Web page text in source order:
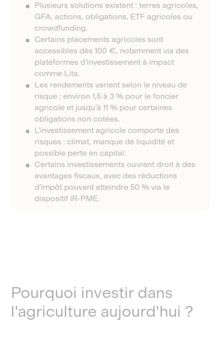
Plusieurs solutions existent : terres agricoles,
GFA, actions, obligations, ETF agricoles ou
crowdfunding.
Certains placements agricoles sont
accessibles dès 100 €, notamment via des
plateformes d’investissement à impact
comme Lita.
Les rendements varient selon le niveau de
risque : environ 1,5 à 3 % pour le foncier
agricole et jusqu’à 11 % pour certaines
obligations non cotées.
L’investissement agricole comporte des
risques : climat, manque de liquidité et
possible perte en capital.
Certains investissements ouvrent droit à des
avantages fiscaux, avec des réductions
d’impôt pouvant atteindre 50 % via le
dispositif IR-PME.
Pourquoi investir dans
l'agriculture aujourd'hui ?